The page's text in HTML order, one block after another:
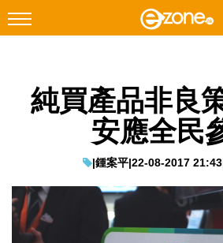
Facebook Instagram
遊戲動漫
教學評測
純買產品非良
安應全民
|鍾案平|22-08-2017 21:43